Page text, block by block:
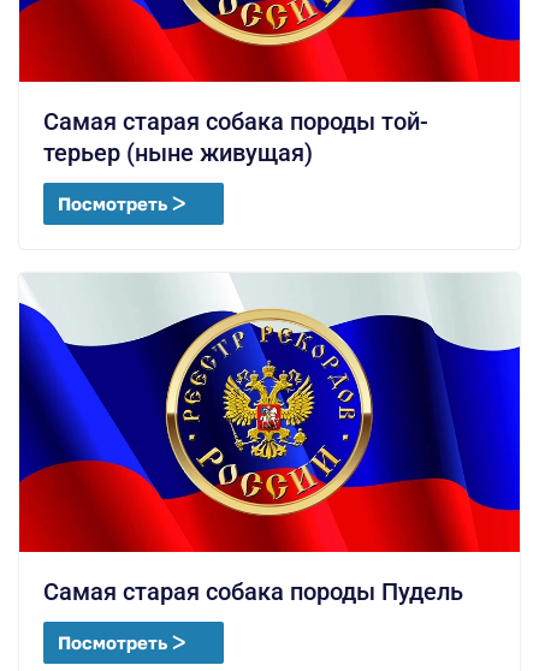
Самая старая собака породы той-
терьер (ныне живущая)
Посмотреть ᐳ
Самая старая собака породы Пудель
Посмотреть ᐳ